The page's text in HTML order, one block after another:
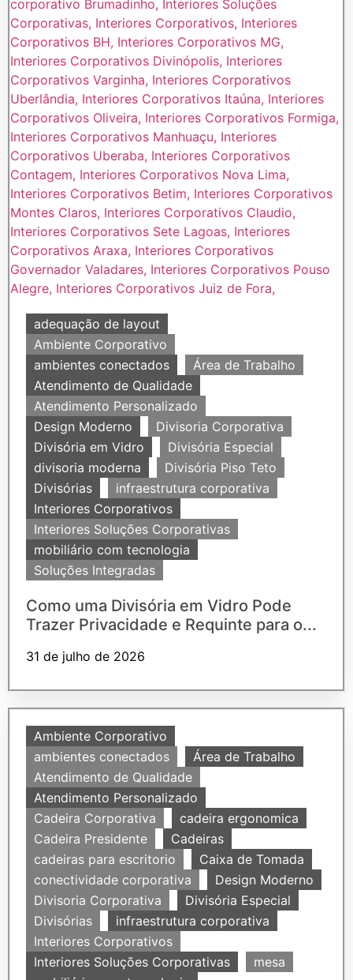
adequação de layout
Ambiente Corporativo
ambientes conectados
Área de Trabalho
Atendimento de Qualidade
Atendimento Personalizado
Design Moderno
Divisoria Corporativa
Divisória em Vidro
Divisória Especial
divisoria moderna
Divisória Piso Teto
Divisórias
infraestrutura corporativa
Interiores Corporativos
Interiores Soluções Corporativas
mobiliário com tecnologia
Soluções Integradas
Como uma Divisória em Vidro Pode
Trazer Privacidade e Requinte para o...
31 de julho de 2026
Ambiente Corporativo
ambientes conectados
Área de Trabalho
Atendimento de Qualidade
Atendimento Personalizado
Cadeira Corporativa
cadeira ergonomica
Cadeira Presidente
Cadeiras
cadeiras para escritorio
Caixa de Tomada
conectividade corporativa
Design Moderno
Divisoria Corporativa
Divisória Especial
Divisórias
infraestrutura corporativa
Interiores Corporativos
Interiores Soluções Corporativas
mesa